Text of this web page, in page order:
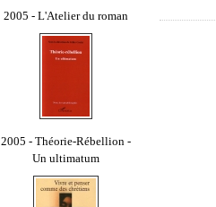
2005 - L'Atelier du roman
2005 - Théorie-Rébellion -
Un ultimatum